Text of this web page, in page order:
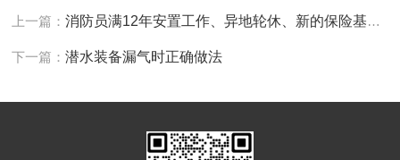
上一篇：消防员满12年安置工作、异地轮休、新的保险基金接续政策！
下一篇：潜水装备漏气时正确做法